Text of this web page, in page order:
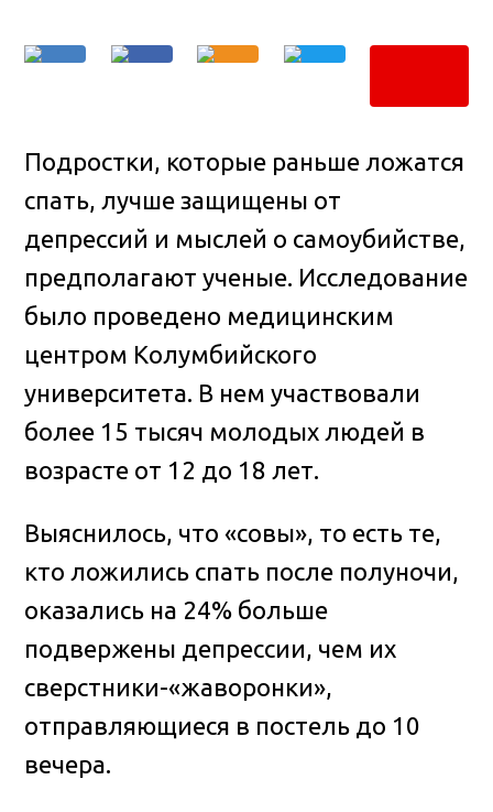
Подростки, которые раньше ложатся
спать, лучше защищены от
депрессий и мыслей о самоубийстве,
предполагают ученые. Исследование
было проведено медицинским
центром Колумбийского
университета. В нем участвовали
более 15 тысяч молодых людей в
возрасте от 12 до 18 лет.
Выяснилось, что «совы», то есть те,
кто ложились спать после полуночи,
оказались на 24% больше
подвержены депрессии, чем их
сверстники-«жаворонки»,
отправляющиеся в постель до 10
вечера.